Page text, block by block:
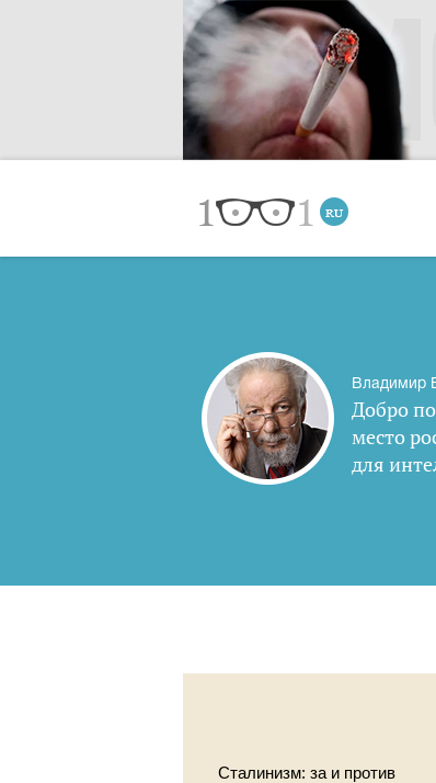
Владимир
Добро
место
для
Сталинизм: за и против